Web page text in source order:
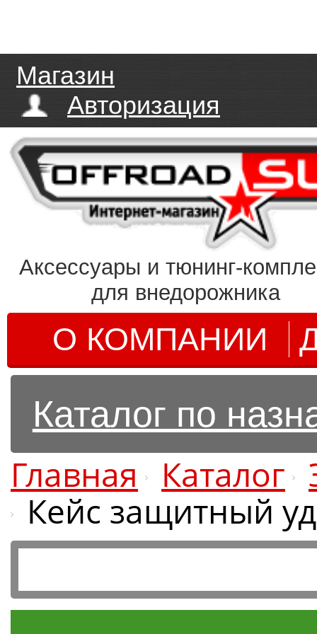
Магазин
Авторизация
Аксессуары и тюнинг-
для внедорожника
О КОМПАНИИ
Каталог по
Главная Каталог
Кейс защитный